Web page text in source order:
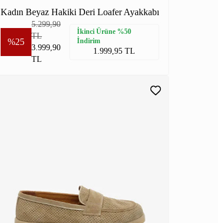
Kadın Beyaz Hakiki Deri Loafer Ayakkabı
%25
5.299,90
TL
3.999,90
TL
İkinci Ürüne %50
İndirim
1.999,95 TL